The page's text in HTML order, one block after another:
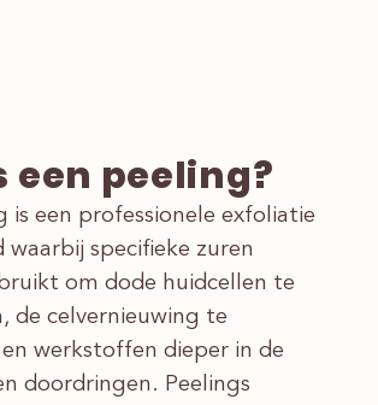
een peeling?
is een professionele exfoliatie
waarbij specifieke zuren
om dode huidcellen te
de celvernieuwing te
werkstoffen dieper in de
doordringen. Peelings